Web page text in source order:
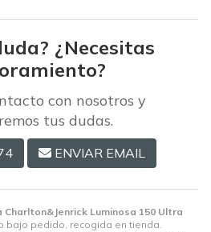
Luminosa 150 Ultra
bajo pedido, recogida en tienda.
¿Necesitas
con nosotros y
tus dudas.
ENVIAR EMAIL